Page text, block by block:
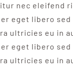
nec eleifend
eget libero sed
ultricies eu in
eget libero sed
ultricies eu in